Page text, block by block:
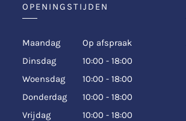
OPENINGSTIJDEN
Maandag
Op afspraak
Dinsdag
10:00 - 18:00
Woensdag
10:00 - 18:00
Donderdag
10:00 - 18:00
Vrijdag
10:00 - 18:00